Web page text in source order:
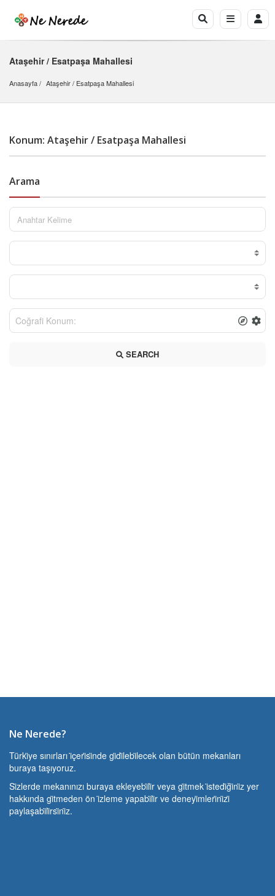
Ataşehir / Esatpaşa Mahallesi
Anasayfa Ataşehir / Esatpaşa Mahallesi
Konum: Ataşehir / Esatpaşa Mahallesi
Arama
SEARCH
Ne Nerede?
Türki̇ye sınırları i̇çeri̇si̇nde gi̇di̇lebi̇lecek olan bütün mekanları
buraya taşıyoruz.
Si̇zlerde mekanınızı buraya ekleyebi̇li̇r veya gi̇tmek i̇stedi̇ği̇ni̇z yer
hakkında gi̇tmeden ön i̇zleme yapabi̇li̇r ve deneyi̇mleri̇ni̇zi̇
paylaşabi̇li̇rsi̇ni̇z.